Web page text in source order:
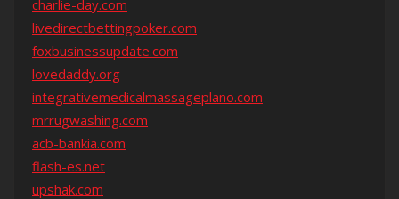
charlie-day.com
livedirectbettingpoker.com
foxbusinessupdate.com
lovedaddy.org
integrativemedicalmassageplano.com
mrrugwashing.com
acb-bankia.com
flash-es.net
upshak.com